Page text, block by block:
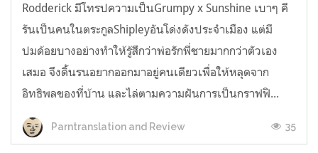
Rodderick มีโทรปความเป็นGrumpy x Sunshine เบาๆ คี
รันเป็นคนในตระกูลShipleyอันโด่งดังประจำเมือง แต่มี
ปมด้อยบางอย่างทำให้รู้สึกว่าพ่อรักพี่ชายมากกว่าตัวเอง
เสมอ จึงดิ้นรนอยากออกมาอยู่คนเดียวเพื่อให้หลุดจาก
อิทธิพลของที่บ้าน และไล่ตามความฝันการเป็นกราฟฟิ...
Parntranslation and Review 35